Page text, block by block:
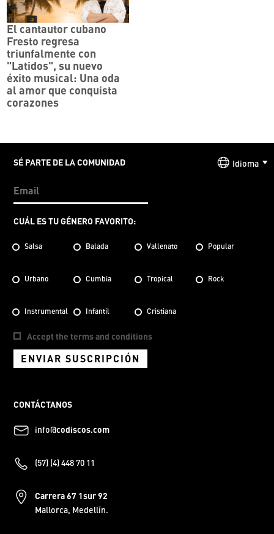
El cantautor cubano
Fresto regresa
triunfalmente con
"Latidos", su nuevo
éxito musical: Una oda
al amor que conquista
corazones
SÉ PARTE DE LA COMUNIDAD
CUÁL ES TU GÉNERO FAVORITO:
Salsa Balada Vallenato Popular
Urbano Cumbia Tropical Rock
Instrumental Infantil Cristiana
Accept the terms and conditions
ENVIAR SUSCRIPCIÓN
CONTÁCTANOS
info@codiscos.com
(57) (4) 448 70 11
Carrera 67 1sur 92
Mallorca, Medellín.
Idioma